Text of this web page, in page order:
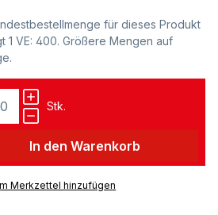
für dieses Produkt
1 VE: 400. Größere Mengen auf
Stk.
In den Warenkorb
Merkzettel hinzufügen